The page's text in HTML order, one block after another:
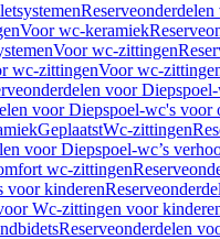
Voor wc-keramiek
Voor wc-zittingen
wc-zittingenVoor wc-
voor Diepspoel-
voor Diepspoel-wc's voor
GeplaatstWc-zittingen
voor Diepspoel-wc’s
wc-zittingen
voor kinderen
Wc-zittingen voor
Reserveonderdelen